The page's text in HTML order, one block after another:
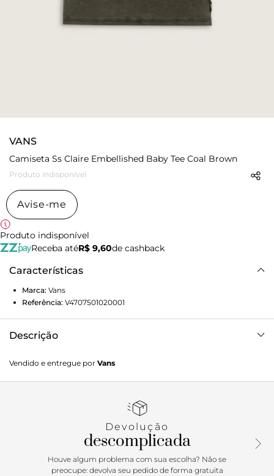
VANS
Camiseta Ss Claire Embellished Baby Tee Coal Brown
Produto indisponível
Avise-me
Produto indisponível
Receba atéR$ 9,60de cashback
Características
Marca: Vans
Referência: V4707501020001
Descrição
Vendido e entregue por Vans
Devolução
descomplicada
Houve algum problema com sua escolha? Não se
preocupe: devolva seu pedido de forma gratuita